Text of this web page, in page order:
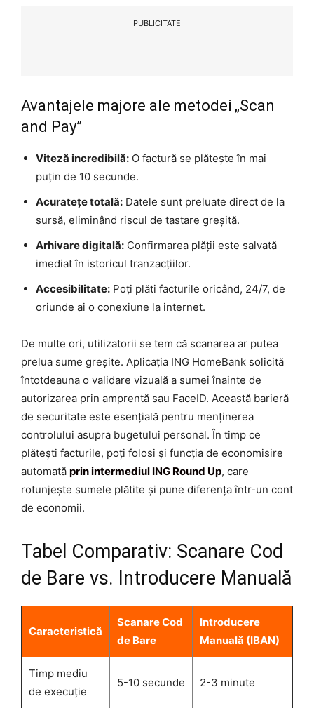
PUBLICITATE
Avantajele majore ale metodei „Scan
and Pay”
Viteză incredibilă: O factură se plătește în mai
puțin de 10 secunde.
Acuratețe totală: Datele sunt preluate direct de la
sursă, eliminând riscul de tastare greșită.
Arhivare digitală: Confirmarea plății este salvată
imediat în istoricul tranzacțiilor.
Accesibilitate: Poți plăti facturile oricând, 24/7, de
oriunde ai o conexiune la internet.
De multe ori, utilizatorii se tem că scanarea ar putea
prelua sume greșite. Aplicația ING HomeBank solicită
întotdeauna o validare vizuală a sumei înainte de
autorizarea prin amprentă sau FaceID. Această barieră
de securitate este esențială pentru menținerea
controlului asupra bugetului personal. În timp ce
plătești facturile, poți folosi și funcția de economisire
automată prin intermediul ING Round Up, care
rotunjește sumele plătite și pune diferența într-un cont
de economii.
Tabel Comparativ: Scanare Cod
de Bare vs. Introducere Manuală
Caracteristică
Scanare Cod
de Bare
Introducere
Manuală (IBAN)
Timp mediu
de execuție
5-10 secunde 2-3 minute